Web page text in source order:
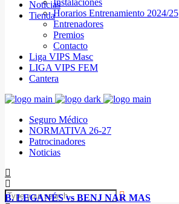
Instalaciones
Horarios Entrenamiento 2024/25
Entrenadores
Premios
Contacto
Liga VIPS Masc
LIGA VIPS FEM
Cantera
Seguro Médico
NORMATIVA 26-27
Patrocinadores
Noticias
Noticias
Tienda
B. LEGANÉS vs BENJ NAR MAS